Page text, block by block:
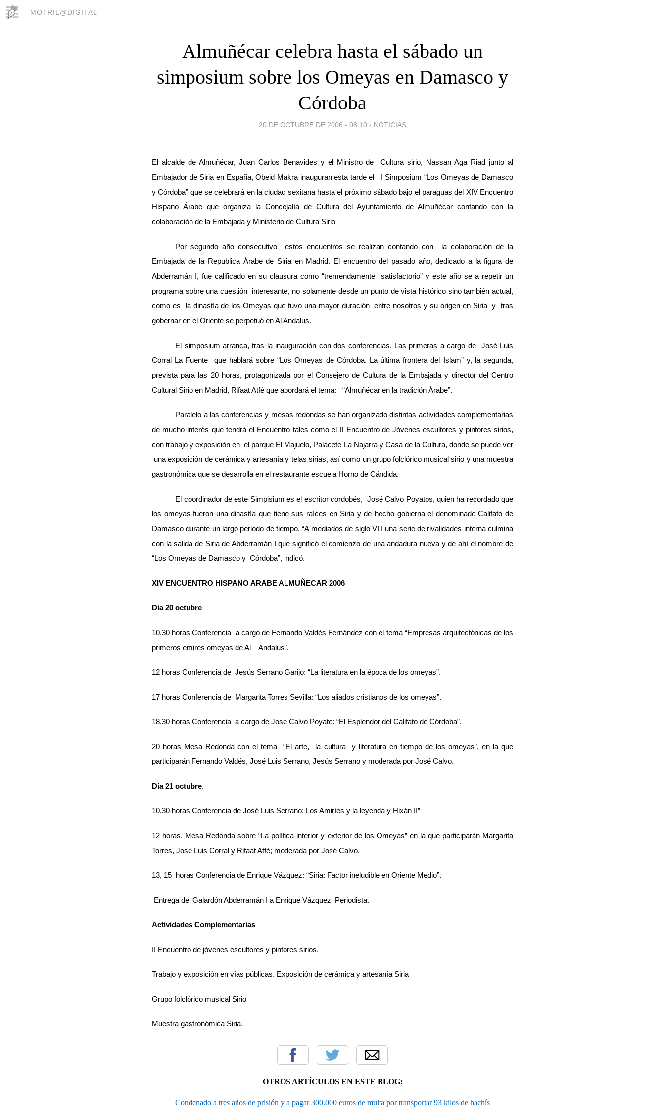
MOTRIL@DIGITAL
Almuñécar celebra hasta el sábado un
simposium sobre los Omeyas en Damasco y
Córdoba
20 DE OCTUBRE DE 2006 - 08:10 - NOTICIAS
El alcalde de Almuñécar, Juan Carlos Benavides y el Ministro de Cultura sirio, Nassan Aga Riad junto al
Embajador de Siria en España, Obeid Makra inauguran esta tarde el II Simposium “Los Omeyas de Damasco
y Córdoba” que se celebrará en la ciudad sexitana hasta el próximo sábado bajo el paraguas del XIV Encuentro
Hispano Árabe que organiza la Concejalía de Cultura del Ayuntamiento de Almuñécar contando con la
colaboración de la Embajada y Ministerio de Cultura Sirio
Por segundo año consecutivo estos encuentros se realizan contando con la colaboración de la
Embajada de la Republica Árabe de Siria en Madrid. El encuentro del pasado año, dedicado a la figura de
Abderramán I, fue calificado en su clausura como “tremendamente satisfactorio” y este año se a repetir un
programa sobre una cuestión interesante, no solamente desde un punto de vista histórico sino también actual,
como es la dinastía de los Omeyas que tuvo una mayor duración entre nosotros y su origen en Siria y tras
gobernar en el Oriente se perpetuó en Al Andalus.
El simposium arranca, tras la inauguración con dos conferencias. Las primeras a cargo de José Luis
Corral La Fuente que hablará sobre “Los Omeyas de Córdoba. La última frontera del Islam” y, la segunda,
prevista para las 20 horas, protagonizada por el Consejero de Cultura de la Embajada y director del Centro
Cultural Sirio en Madrid, Rifaat Atfé que abordará el tema: “Almuñécar en la tradición Árabe”.
Paralelo a las conferencias y mesas redondas se han organizado distintas actividades complementarias
de mucho interés que tendrá el Encuentro tales como el II Encuentro de Jóvenes escultores y pintores sirios,
con trabajo y exposición en el parque El Majuelo, Palacete La Najarra y Casa de la Cultura, donde se puede ver
una exposición de cerámica y artesanía y telas sirias, así como un grupo folclórico musical sirio y una muestra
gastronómica que se desarrolla en el restaurante escuela Horno de Cándida.
El coordinador de este Simpisium es el escritor cordobés, José Calvo Poyatos, quien ha recordado que
los omeyas fueron una dinastía que tiene sus raíces en Siria y de hecho gobierna el denominado Califato de
Damasco durante un largo periodo de tiempo. “A mediados de siglo VIII una serie de rivalidades interna culmina
con la salida de Siria de Abderramán I que significó el comienzo de una andadura nueva y de ahí el nombre de
“Los Omeyas de Damasco y Córdoba”, indicó.
XIV ENCUENTRO HISPANO ARABE ALMUÑECAR 2006
Día 20 octubre
10.30 horas Conferencia a cargo de Fernando Valdés Fernández con el tema “Empresas arquitectónicas de los
primeros emires omeyas de Al – Andalus”.
12 horas Conferencia de Jesús Serrano Garijo: “La literatura en la época de los omeyas”.
17 horas Conferencia de Margarita Torres Sevilla: “Los aliados cristianos de los omeyas”.
18,30 horas Conferencia a cargo de José Calvo Poyato: “El Esplendor del Califato de Córdoba”.
20 horas Mesa Redonda con el tema “El arte, la cultura y literatura en tiempo de los omeyas”, en la que
participarán Fernando Valdés, José Luis Serrano, Jesús Serrano y moderada por José Calvo.
Día 21 octubre.
10,30 horas Conferencia de José Luis Serrano: Los Amiríes y la leyenda y Hixán II”
12 horas. Mesa Redonda sobre “La política interior y exterior de los Omeyas” en la que participarán Margarita
Torres, José Luis Corral y Rifaat Atfé; moderada por José Calvo.
13, 15 horas Conferencia de Enrique Vázquez: “Siria: Factor ineludible en Oriente Medio”.
Entrega del Galardón Abderramán I a Enrique Vázquez. Periodista.
Actividades Complementarias
II Encuentro de jóvenes escultores y pintores sirios.
Trabajo y exposición en vías públicas. Exposición de cerámica y artesanía Siria
Grupo folclórico musical Sirio
Muestra gastronómica Siria.
OTROS ARTÍCULOS EN ESTE BLOG:
Condenado a tres años de prisión y a pagar 300.000 euros de multa por transportar 93 kilos de hachís